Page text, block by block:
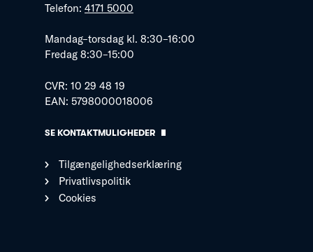
Telefon: 4171 5000
Mandag–torsdag kl. 8:30–16:00
Fredag 8:30–15:00
CVR: 10 29 48 19
EAN: 5798000018006
SE KONTAKTMULIGHEDER
Tilgængelighedserklæring
Privatlivspolitik
Cookies